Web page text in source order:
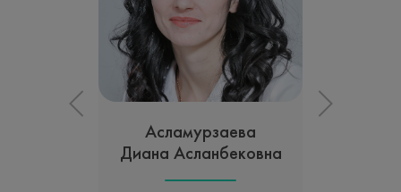
Асламурзаева
Диана Асланбековна